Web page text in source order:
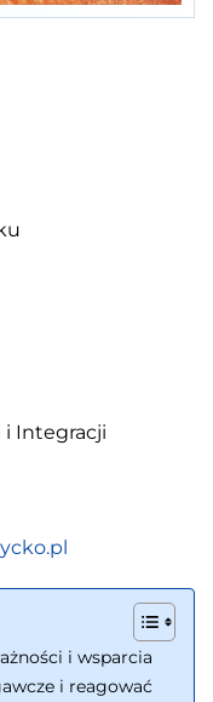
Integracji
i wsparcia
i reagować